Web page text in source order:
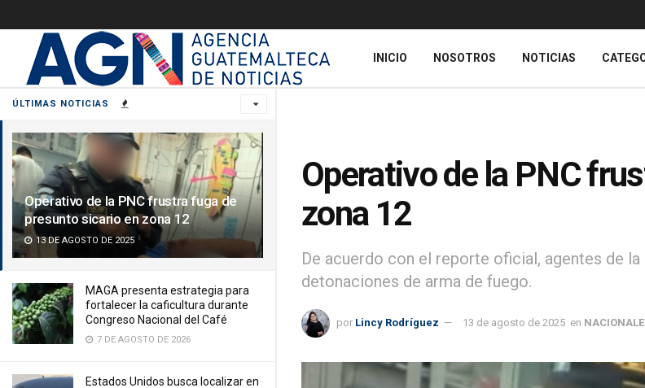
ÚLTIMAS NOTICIAS
Operativo de la PNC frustra fuga de
presunto sicario en zona 12
13 DE AGOSTO DE 2025
MAGA presenta estrategia para
fortalecer la caficultura durante
Congreso Nacional del Café
7 DE AGOSTO DE 2026
Estados Unidos busca localizar en
INICIO NOSOTROS NOTICIAS
Operativo de la PNC
zona 12
De acuerdo con el reporte oficial, agentes de
detonaciones de arma de fuego.
por Lincy Rodríguez 13 de agosto de 2025 en